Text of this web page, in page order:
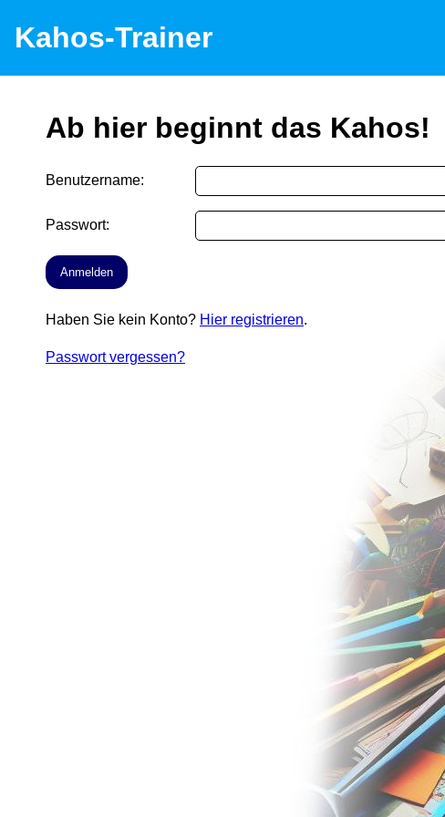
Kahos-Trainer
Ab hier beginnt das Kahos!
Benutzername:
Passwort:
Haben Sie kein Konto? Hier registrieren.
Passwort vergessen?